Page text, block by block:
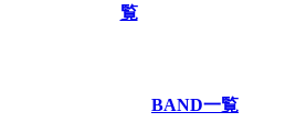
覧
BAND一覧